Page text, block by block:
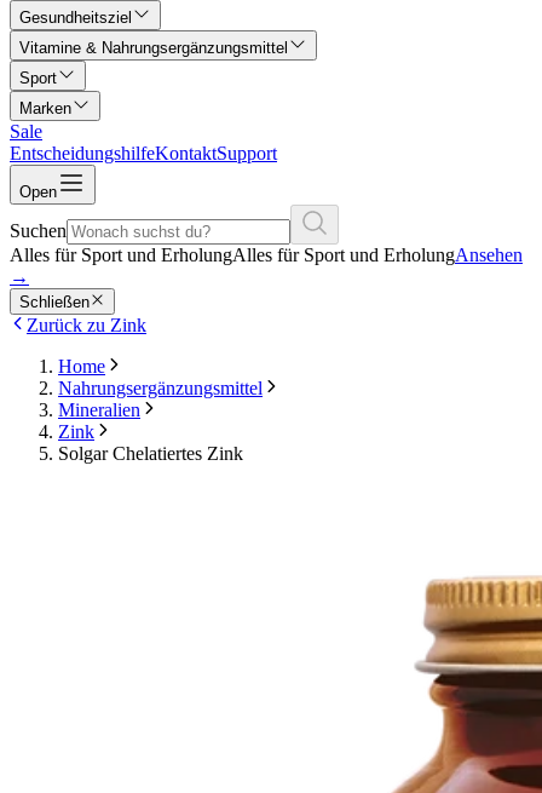
Gesundheitsziel
Vitamine & Nahrungsergänzungsmittel
Sport
Marken
Sale
EntscheidungshilfeKontaktSupport
Open
Suchen
Alles für Sport und ErholungAlles für Sport und ErholungAnsehen
→
Schließen
Zurück zu Zink
Home
Nahrungsergänzungsmittel
Mineralien
Zink
Solgar Chelatiertes Zink